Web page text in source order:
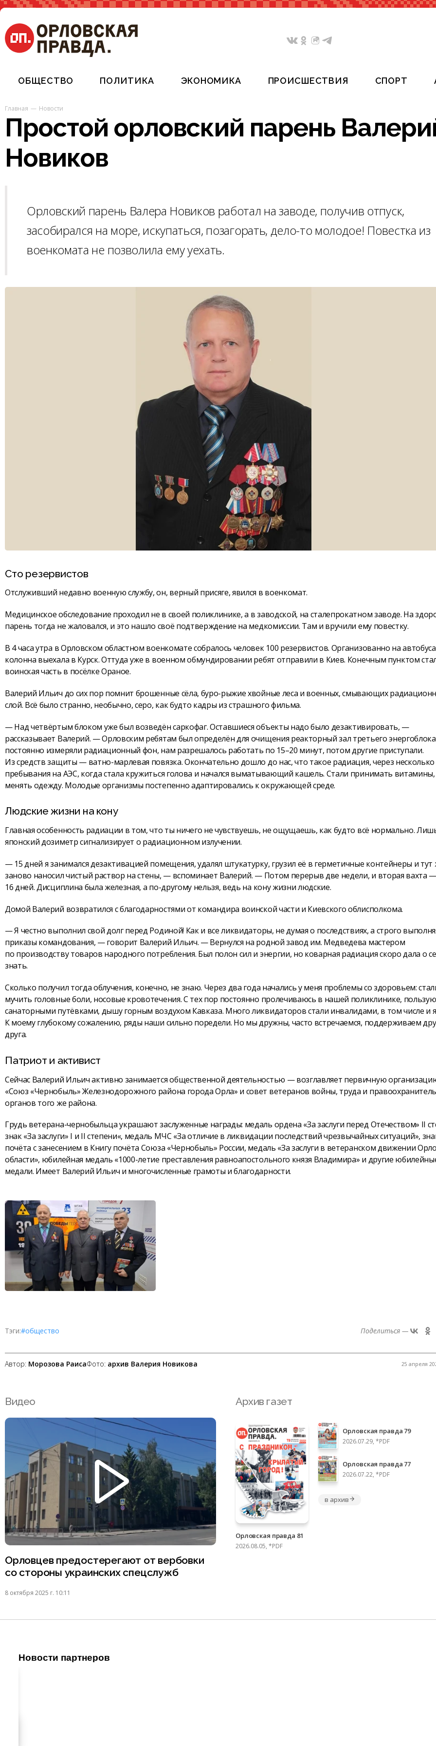
ОБЩЕСТВО ПОЛИТИКА ЭКОНОМИКА ПРОИСШЕСТВИЯ СПОРТ
Главная Новости
Простой орловский парень
Новиков
Орловский парень Валера Новиков работал на заводе, получив отпуск,
засобирался на море, искупаться, позагорать, дело-то молодое! Повестка из
военкомата не позволила ему уехать.
Сто резервистов
Отслуживший недавно военную службу, он, верный присяге, явился в военкомат.
Медицинское обследование проходил не в своей поликлинике, а в заводской, на сталепрокатном заводе. На
парень тогда не жаловался, и это нашло своё подтверждение на медкомиссии. Там и вручили ему повестку.
В 4 часа утра в Орловском областном военкомате собралось человек 100 резервистов. Организованно на
колонна выехала в Курск. Оттуда уже в военном обмундировании ребят отправили в Киев. Конечным пунктом
воинская часть в посёлке Ораное.
Валерий Ильич до сих пор помнит брошенные сёла, буро-рыжие хвойные леса и военных, смывающих
слой. Всё было странно, необычно, серо, как будто кадры из страшного фильма.
— Над четвёртым блоком уже был возведён саркофаг. Оставшиеся объекты надо было дезактивировать, —
рассказывает Валерий. — Орловским ребятам был определён для очищения реакторный зал третьего
постоянно измеряли радиационный фон, нам разрешалось работать по 15–20 минут, потом другие приступали.
Из средств защиты — ватно-марлевая повязка. Окончательно дошло до нас, что такое радиация, через
пребывания на АЭС, когда стала кружиться голова и начался выматывающий кашель. Стали принимать витамины,
менять одежду. Молодые организмы постепенно адаптировались к окружающей среде.
Людские жизни на кону
Главная особенность радиации в том, что ты ничего не чувствуешь, не ощущаешь, как будто всё нормально.
японский дозиметр сигнализирует о радиационном излучении.
— 15 дней я занимался дезактивацией помещения, удалял штукатурку, грузил её в герметичные контейнеры и тут
заново наносил чистый раствор на стены, — вспоминает Валерий. — Потом перерыв две недели, и вторая вахта —
16 дней. Дисциплина была железная, а по-другому нельзя, ведь на кону жизни людские.
Домой Валерий возвратился с благодарностями от командира воинской части и Киевского облисполкома.
— Я честно выполнил свой долг перед Родиной! Как и все ликвидаторы, не думая о последствиях, а строго
приказы командования, — говорит Валерий Ильич. — Вернулся на родной завод им. Медведева мастером
по производству товаров народного потребления. Был полон сил и энергии, но коварная радиация скоро дала о
знать.
Сколько получил тогда облучения, конечно, не знаю. Через два года начались у меня проблемы со здоровьем:
мучить головные боли, носовые кровотечения. С тех пор постоянно пролечиваюсь в нашей поликлинике,
санаторными путёвками, дышу горным воздухом Кавказа. Много ликвидаторов стали инвалидами, в том числе и
К моему глубокому сожалению, ряды наши сильно поредели. Но мы дружны, часто встречаемся, поддерживаем
друга.
Патриот и активист
Сейчас Валерий Ильич активно занимается общественной деятельностью — возглавляет первичную
«Союз «Чернобыль» Железнодорожного района города Орла» и совет ветеранов войны, труда и
органов того же района.
Грудь ветерана-чернобыльца украшают заслуженные награды: медаль ордена «За заслуги перед Отечеством» II
знак «За заслуги» I и II степени«, медаль МЧС «За отличие в ликвидации последствий чрезвычайных ситуаций»,
почёта с занесением в Книгу почёта Союза «Чернобыль» России, медаль «За заслуги в ветеранском движении
области», юбилейная медаль «1000-летие преставления равноапостольного князя Владимира» и другие
медали. Имеет Валерий Ильич и многочисленные грамоты и благодарности.
Тэги:#общество Поделиться —
Автор: Морозова РаисаФото: архив Валерия Новикова 25 апреля
Видео
Орловцев предостерегают от вербовки
со стороны украинских спецслужб
8 октября 2025 г. 10:11
Архив газет
Орловская правда 81
2026.08.05, *PDF
Орловская правда 79
2026.07.29, *PDF
Орловская правда 77
2026.07.22, *PDF
в архив
Новости партнеров